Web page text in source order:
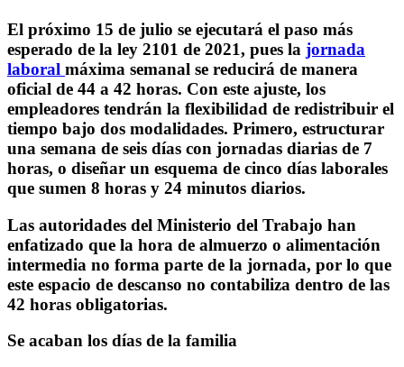
El próximo 15 de julio se ejecutará el paso más
esperado de la ley 2101 de 2021, pues la jornada
laboral máxima semanal se reducirá de manera
oficial de 44 a 42 horas. Con este ajuste, los
empleadores tendrán la flexibilidad de redistribuir el
tiempo bajo dos modalidades. Primero, estructurar
una semana de seis días con jornadas diarias de 7
horas, o diseñar un esquema de cinco días laborales
que sumen 8 horas y 24 minutos diarios.
Las autoridades del Ministerio del Trabajo han
enfatizado que la hora de almuerzo o alimentación
intermedia no forma parte de la jornada, por lo que
este espacio de descanso no contabiliza dentro de las
42 horas obligatorias.
Se acaban los días de la familia